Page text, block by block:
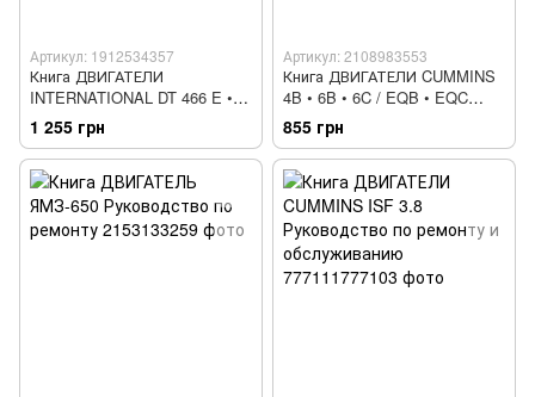
Артикул: 1912534357
Книга ДВИГАТЕЛИ
INTERNATIONAL DT 466 E •
530 E Руководство по
ремонту
1 255 грн
Артикул: 2108983553
Книга ДВИГАТЕЛИ CUMMINS
4B • 6B • 6C / EQB • EQC
Руководство по ремонту •
Каталог запчастей
855 грн